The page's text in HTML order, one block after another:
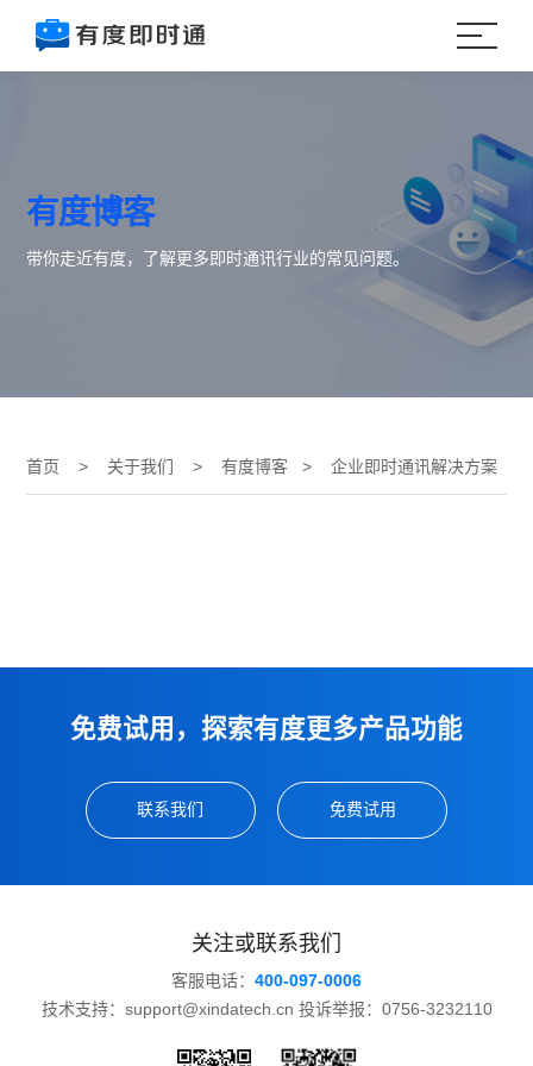
有度博客
带你走近有度，了解更多即时通讯行业的常见问题。
首页 > 关于我们 >有度博客 > 企业即时通讯解决方案
免费试用，探索有度更多产品功能
联系我们 免费试用
关注或联系我们
客服电话： 400-097-0006
技术支持：support@xindatech.cn 投诉举报：0756-3232110